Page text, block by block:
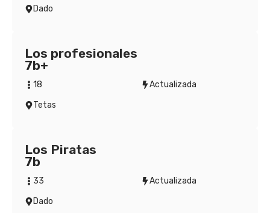
Dado
Los profesionales
7b+
18
Actualizada
Tetas
Los Piratas
7b
33
Actualizada
Dado